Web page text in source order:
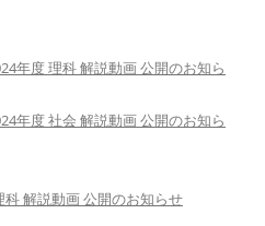
年度 理科 解説動画 公開のお知ら
年度 社会 解説動画 公開のお知ら
科 解説動画 公開のお知らせ